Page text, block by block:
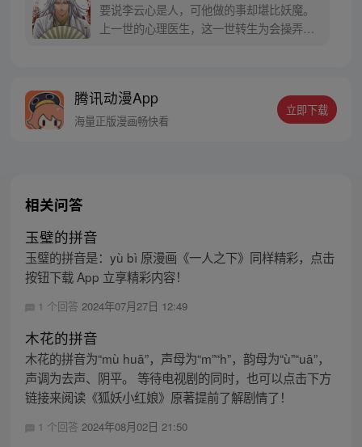
要说李云心是人，可他做的事却堪比妖魔。
上一世的心理医生，这一世转生为会操弄术
黑白阎君见了他也要问一句：食人心魔何处
来？ 李云心食人，也食人心。
腾讯动漫App
海量正版漫画畅快看
立即下载
相关问答
玉璧的拼音
玉璧的拼音是：yù bì 原漫画《一人之下》同样精彩，点击
按钮下载 App 立享精彩内容！
1 个回答 2024年07月27日 12:49
木花的拼音
木花的拼音为“mù huā”，声母为“m”“h”，韵母为“ù”“uā”，
声调为去声、阴平。 等待电视剧的同时，也可以点击下方
链接来阅读《狐妖小红娘》原著提前了解剧情了！
1 个回答 2024年08月02日 21:50